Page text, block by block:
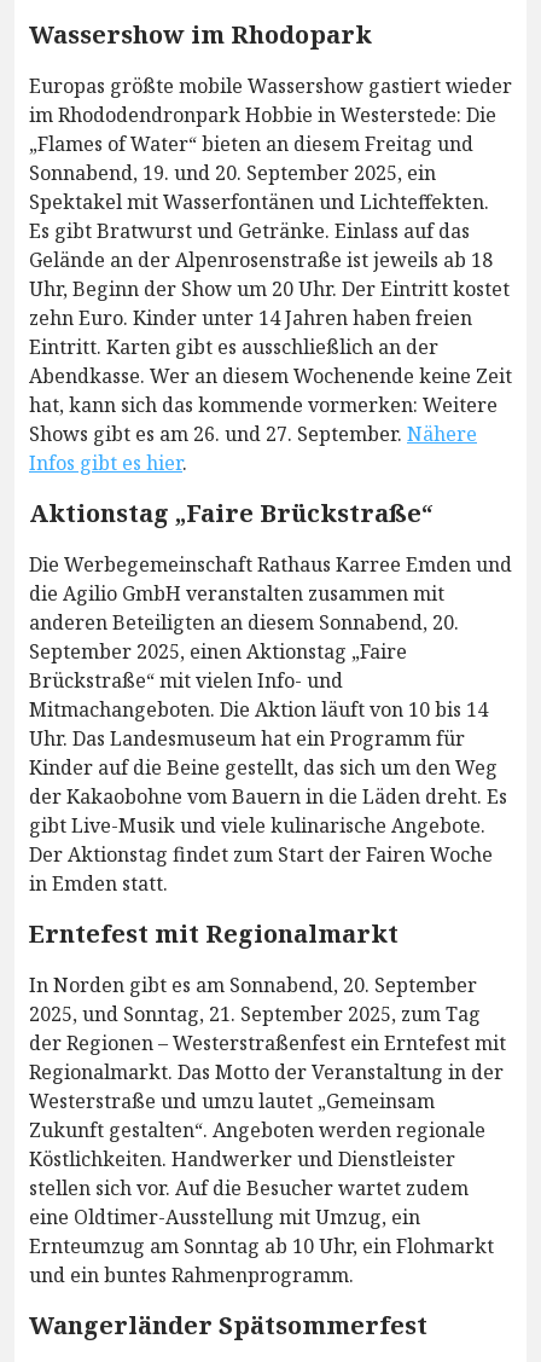
Wassershow im Rhodopark
Europas größte mobile Wassershow gastiert wieder
im Rhododendronpark Hobbie in Westerstede: Die
„Flames of Water“ bieten an diesem Freitag und
Sonnabend, 19. und 20. September 2025, ein
Spektakel mit Wasserfontänen und Lichteffekten.
Es gibt Bratwurst und Getränke. Einlass auf das
Gelände an der Alpenrosenstraße ist jeweils ab 18
Uhr, Beginn der Show um 20 Uhr. Der Eintritt kostet
zehn Euro. Kinder unter 14 Jahren haben freien
Eintritt. Karten gibt es ausschließlich an der
Abendkasse. Wer an diesem Wochenende keine Zeit
hat, kann sich das kommende vormerken: Weitere
Shows gibt es am 26. und 27. September. Nähere
Infos gibt es hier.
Aktionstag „Faire Brückstraße“
Die Werbegemeinschaft Rathaus Karree Emden und
die Agilio GmbH veranstalten zusammen mit
anderen Beteiligten an diesem Sonnabend, 20.
September 2025, einen Aktionstag „Faire
Brückstraße“ mit vielen Info- und
Mitmachangeboten. Die Aktion läuft von 10 bis 14
Uhr. Das Landesmuseum hat ein Programm für
Kinder auf die Beine gestellt, das sich um den Weg
der Kakaobohne vom Bauern in die Läden dreht. Es
gibt Live-Musik und viele kulinarische Angebote.
Der Aktionstag findet zum Start der Fairen Woche
in Emden statt.
Erntefest mit Regionalmarkt
In Norden gibt es am Sonnabend, 20. September
2025, und Sonntag, 21. September 2025, zum Tag
der Regionen – Westerstraßenfest ein Erntefest mit
Regionalmarkt. Das Motto der Veranstaltung in der
Westerstraße und umzu lautet „Gemeinsam
Zukunft gestalten“. Angeboten werden regionale
Köstlichkeiten. Handwerker und Dienstleister
stellen sich vor. Auf die Besucher wartet zudem
eine Oldtimer-Ausstellung mit Umzug, ein
Ernteumzug am Sonntag ab 10 Uhr, ein Flohmarkt
und ein buntes Rahmenprogramm.
Wangerländer Spätsommerfest